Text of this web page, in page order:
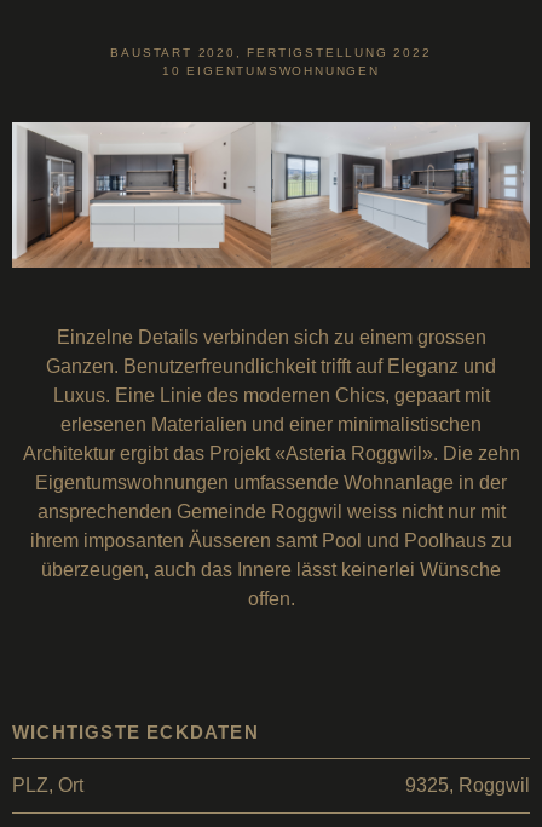
BAUSTART 2020, FERTIGSTELLUNG 2022
10 EIGENTUMSWOHNUNGEN
Einzelne Details verbinden sich zu einem grossen
Ganzen. Benutzerfreundlichkeit trifft auf Eleganz und
Luxus. Eine Linie des modernen Chics, gepaart mit
erlesenen Materialien und einer minimalistischen
Architektur ergibt das Projekt «Asteria Roggwil». Die zehn
Eigentumswohnungen umfassende Wohnanlage in der
ansprechenden Gemeinde Roggwil weiss nicht nur mit
ihrem imposanten Äusseren samt Pool und Poolhaus zu
überzeugen, auch das Innere lässt keinerlei Wünsche
offen.
WICHTIGSTE ECKDATEN
PLZ, Ort 9325, Roggwil